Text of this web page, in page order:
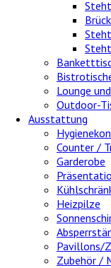
Lounge
Outdoor-
Ausstattung
Counter /
Garderobe
Heizpilze
Pavillons/
Zubehör /